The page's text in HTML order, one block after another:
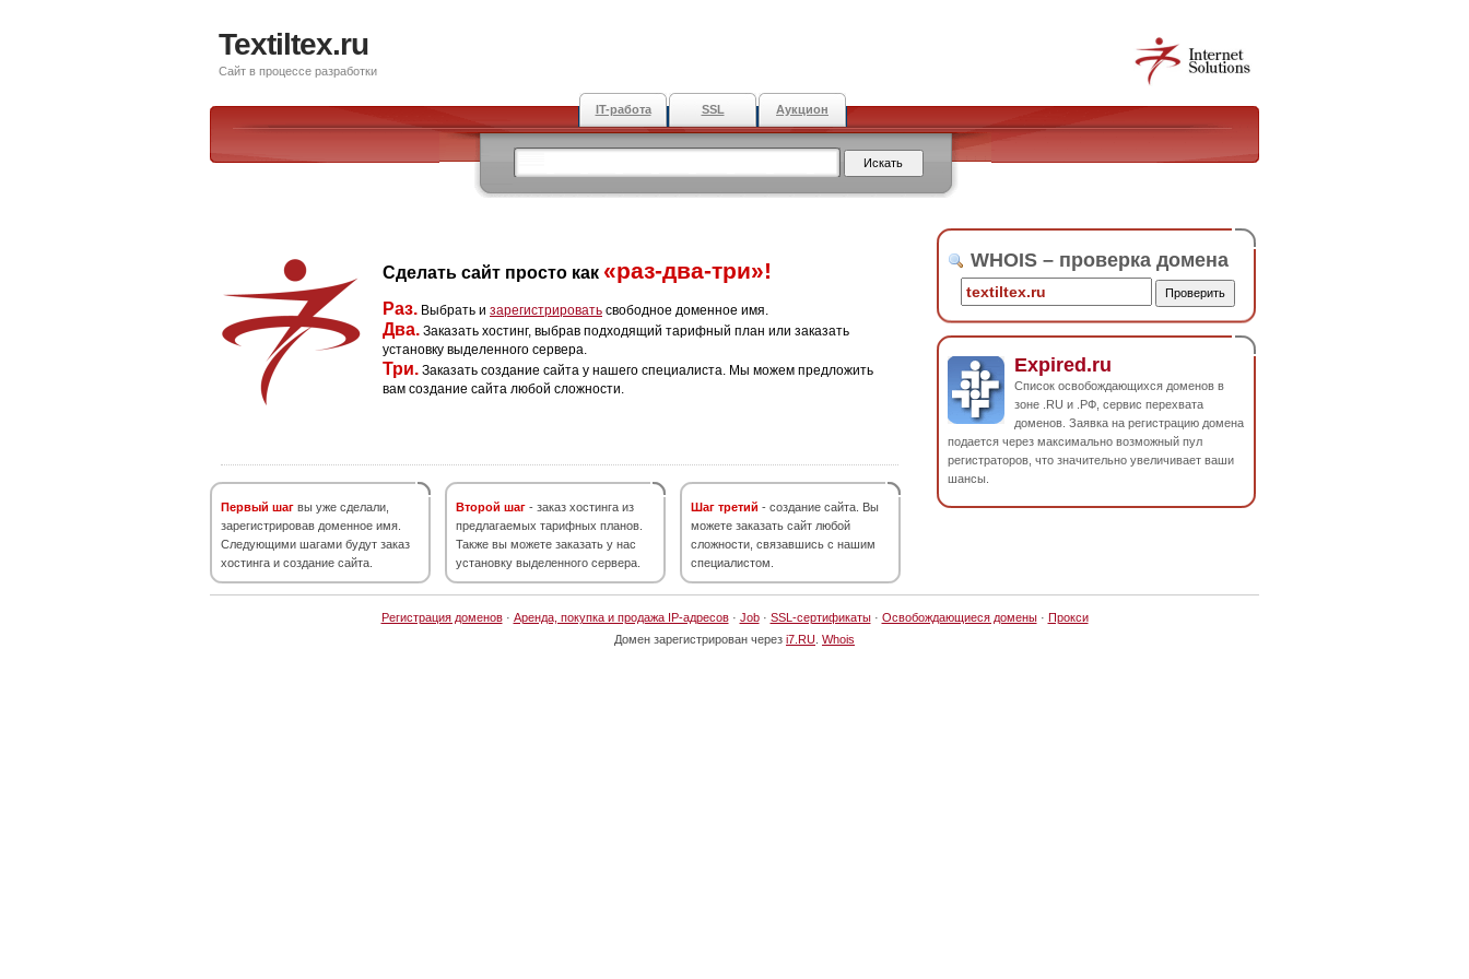
Textiltex.ru
Сайт в процессе разработки
IT-работа SSL Аукцион
Сделать сайт просто как «раз-два-три»!
Раз. Выбрать и зарегистрировать свободное доменное имя.
Два. Заказать хостинг, выбрав подходящий тарифный план или заказать
установку выделенного сервера.
Три. Заказать создание сайта у нашего специалиста. Мы можем предложить
вам создание сайта любой сложности.
Первый шаг вы уже сделали,
зарегистрировав доменное имя.
Следующими шагами будут заказ
хостинга и создание сайта.
Второй шаг - заказ хостинга из
предлагаемых тарифных планов.
Также вы можете заказать у нас
установку выделенного сервера.
Шаг третий - создание сайта. Вы
можете заказать сайт любой
сложности, связавшись с нашим
специалистом.
WHOIS – проверка домена
Expired.ru
Список освобождающихся доменов в
зоне .RU и .РФ, сервис перехвата
доменов. Заявка на регистрацию домена
подается через максимально возможный пул
регистраторов, что значительно увеличивает ваши
шансы.
Регистрация доменов· Аренда, покупка и продажа IP-адресов· Job· SSL-сертификаты· Освобождающиеся домены· Прокси
Домен зарегистрирован через i7.RU Whois